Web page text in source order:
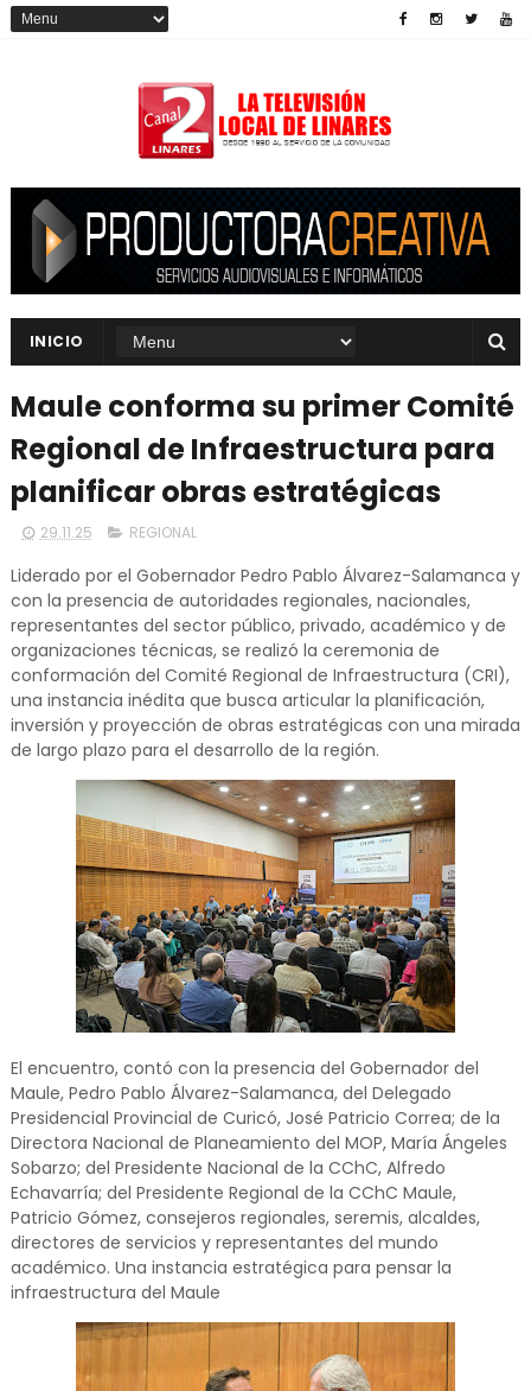
INICIO
Maule conforma su primer Comité
Regional de Infraestructura para
planificar obras estratégicas
29.11.25 REGIONAL
Liderado por el Gobernador Pedro Pablo Álvarez-Salamanca y
con la presencia de autoridades regionales, nacionales,
representantes del sector público, privado, académico y de
organizaciones técnicas, se realizó la ceremonia de
conformación del Comité Regional de Infraestructura (CRI),
una instancia inédita que busca articular la planificación,
inversión y proyección de obras estratégicas con una mirada
de largo plazo para el desarrollo de la región.
El encuentro, contó con la presencia del Gobernador del
Maule, Pedro Pablo Álvarez-Salamanca, del Delegado
Presidencial Provincial de Curicó, José Patricio Correa; de la
Directora Nacional de Planeamiento del MOP, María Ángeles
Sobarzo; del Presidente Nacional de la CChC, Alfredo
Echavarría; del Presidente Regional de la CChC Maule,
Patricio Gómez, consejeros regionales, seremis, alcaldes,
directores de servicios y representantes del mundo
académico. Una instancia estratégica para pensar la
infraestructura del Maule